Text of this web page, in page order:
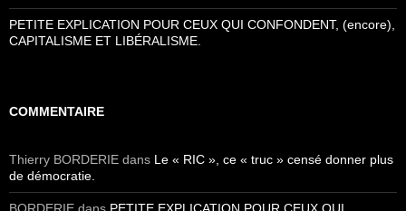
PETITE EXPLICATION POUR CEUX QUI CONFONDENT, (encore),
CAPITALISME ET LIBÉRALISME.
COMMENTAIRE
Thierry BORDERIE dans Le « RIC », ce « truc » censé donner plus
de démocratie.
BORDERIE dans PETITE EXPLICATION POUR CEUX QUI